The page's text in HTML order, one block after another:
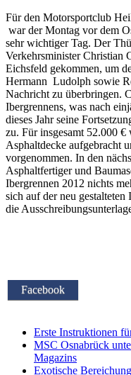
Für den Motorsportclub
war der Montag vor dem
sehr wichtiger Tag. Der
Verkehrsminister Christian
Eichsfeld gekommen, um
Hermann Ludolph sowie
Nachricht zu überbringen.
Ibergrennens, was nach
dieses Jahr seine
zu. Für insgesamt 52.000
Asphaltdecke aufgebracht
vorgenommen. In den
Asphaltfertiger und
Ibergrennen 2012 nichts
sich auf der neu gestalteten
die
Facebook
Erste Instruktionen
MSC Osnabrück
Magazins
Exotische